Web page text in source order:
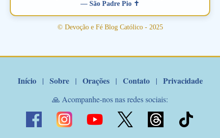
amoroso, creia na poderosa intercessão deste santo amigo:
Santo Antonio! Tenha fé, não desista, pois ele intercede por nós
junto a Jesus! Fique no Amor Ágape de Jesus e no Amor Materno
— São Padre Pio ✝
© Devoção e Fé Blog Católico - 2025
Início | Sobre | Orações | Contato | Privacidade
🙏 Acompanhe-nos nas redes sociais: